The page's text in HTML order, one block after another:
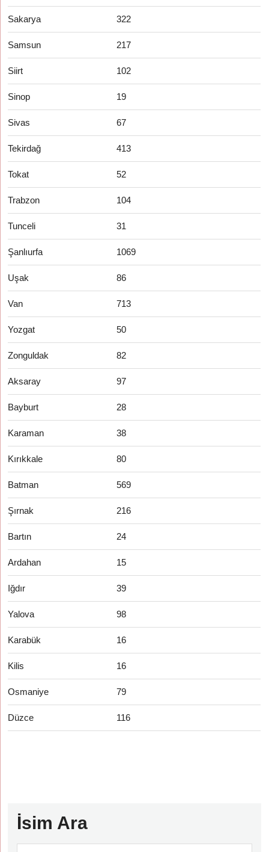
Sakarya 322
Samsun 217
Siirt 102
Sinop 19
Sivas 67
Tekirdağ 413
Tokat 52
Trabzon 104
Tunceli 31
Şanlıurfa 1069
Uşak 86
Van 713
Yozgat 50
Zonguldak 82
Aksaray 97
Bayburt 28
Karaman 38
Kırıkkale 80
Batman 569
Şırnak 216
Bartın 24
Ardahan 15
Iğdır 39
Yalova 98
Karabük 16
Kilis 16
Osmaniye 79
Düzce 116
İsim Ara